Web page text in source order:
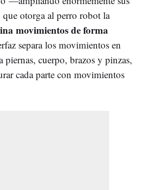
otorga al perro robot la
movimientos de forma
separa los movimientos en
piernas, cuerpo, brazos y pinzas,
cada parte con movimientos